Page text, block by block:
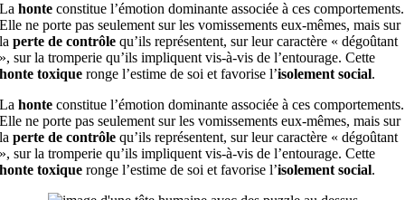
Lahonte constitue l’émotion dominante associée à ces comportements.
Elle ne porte pas seulement sur les vomissements eux-mêmes, mais sur
laperte de contrôle qu’ils représentent, sur leur caractère « dégoûtant
», sur la tromperie qu’ils impliquent vis-à-vis de l’entourage. Cette
honte toxique ronge l’estime de soi et favorise l’isolement social.
Lahonte constitue l’émotion dominante associée à ces comportements.
Elle ne porte pas seulement sur les vomissements eux-mêmes, mais sur
laperte de contrôle qu’ils représentent, sur leur caractère « dégoûtant
», sur la tromperie qu’ils impliquent vis-à-vis de l’entourage. Cette
honte toxique ronge l’estime de soi et favorise l’isolement social.